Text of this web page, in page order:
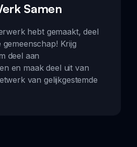
Samen
hebt gemaakt, deel
gemeenschap! Krijg
deel aan
en maak deel uit van
van gelijkgestemde